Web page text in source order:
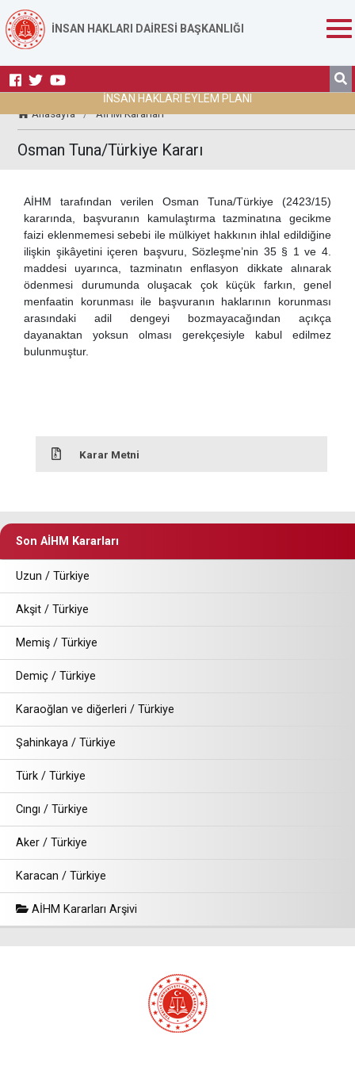
İNSAN HAKLARI DAİRESİ BAŞKANLIĞI
İNSAN HAKLARI EYLEM PLANI
Anasayfa / AİHM Kararları
Osman Tuna/Türkiye Kararı
AİHM tarafından verilen Osman Tuna/Türkiye (2423/15)
kararında, başvuranın kamulaştırma tazminatına gecikme
faizi eklenmemesi sebebi ile mülkiyet hakkının ihlal edildiğine
ilişkin şikâyetini içeren başvuru, Sözleşme’nin 35 § 1 ve 4.
maddesi uyarınca, tazminatın enflasyon dikkate alınarak
ödenmesi durumunda oluşacak çok küçük farkın, genel
menfaatin korunması ile başvuranın haklarının korunması
arasındaki adil dengeyi bozmayacağından açıkça
dayanaktan yoksun olması gerekçesiyle kabul edilmez
bulunmuştur.
Karar Metni
Son AİHM Kararları
Uzun / Türkiye
Akşit / Türkiye
Memiş / Türkiye
Demiç / Türkiye
Karaoğlan ve diğerleri / Türkiye
Şahinkaya / Türkiye
Türk / Türkiye
Cıngı / Türkiye
Aker / Türkiye
Karacan / Türkiye
AİHM Kararları Arşivi